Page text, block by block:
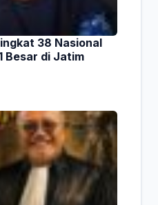
38 Nasional
Besar di Jatim